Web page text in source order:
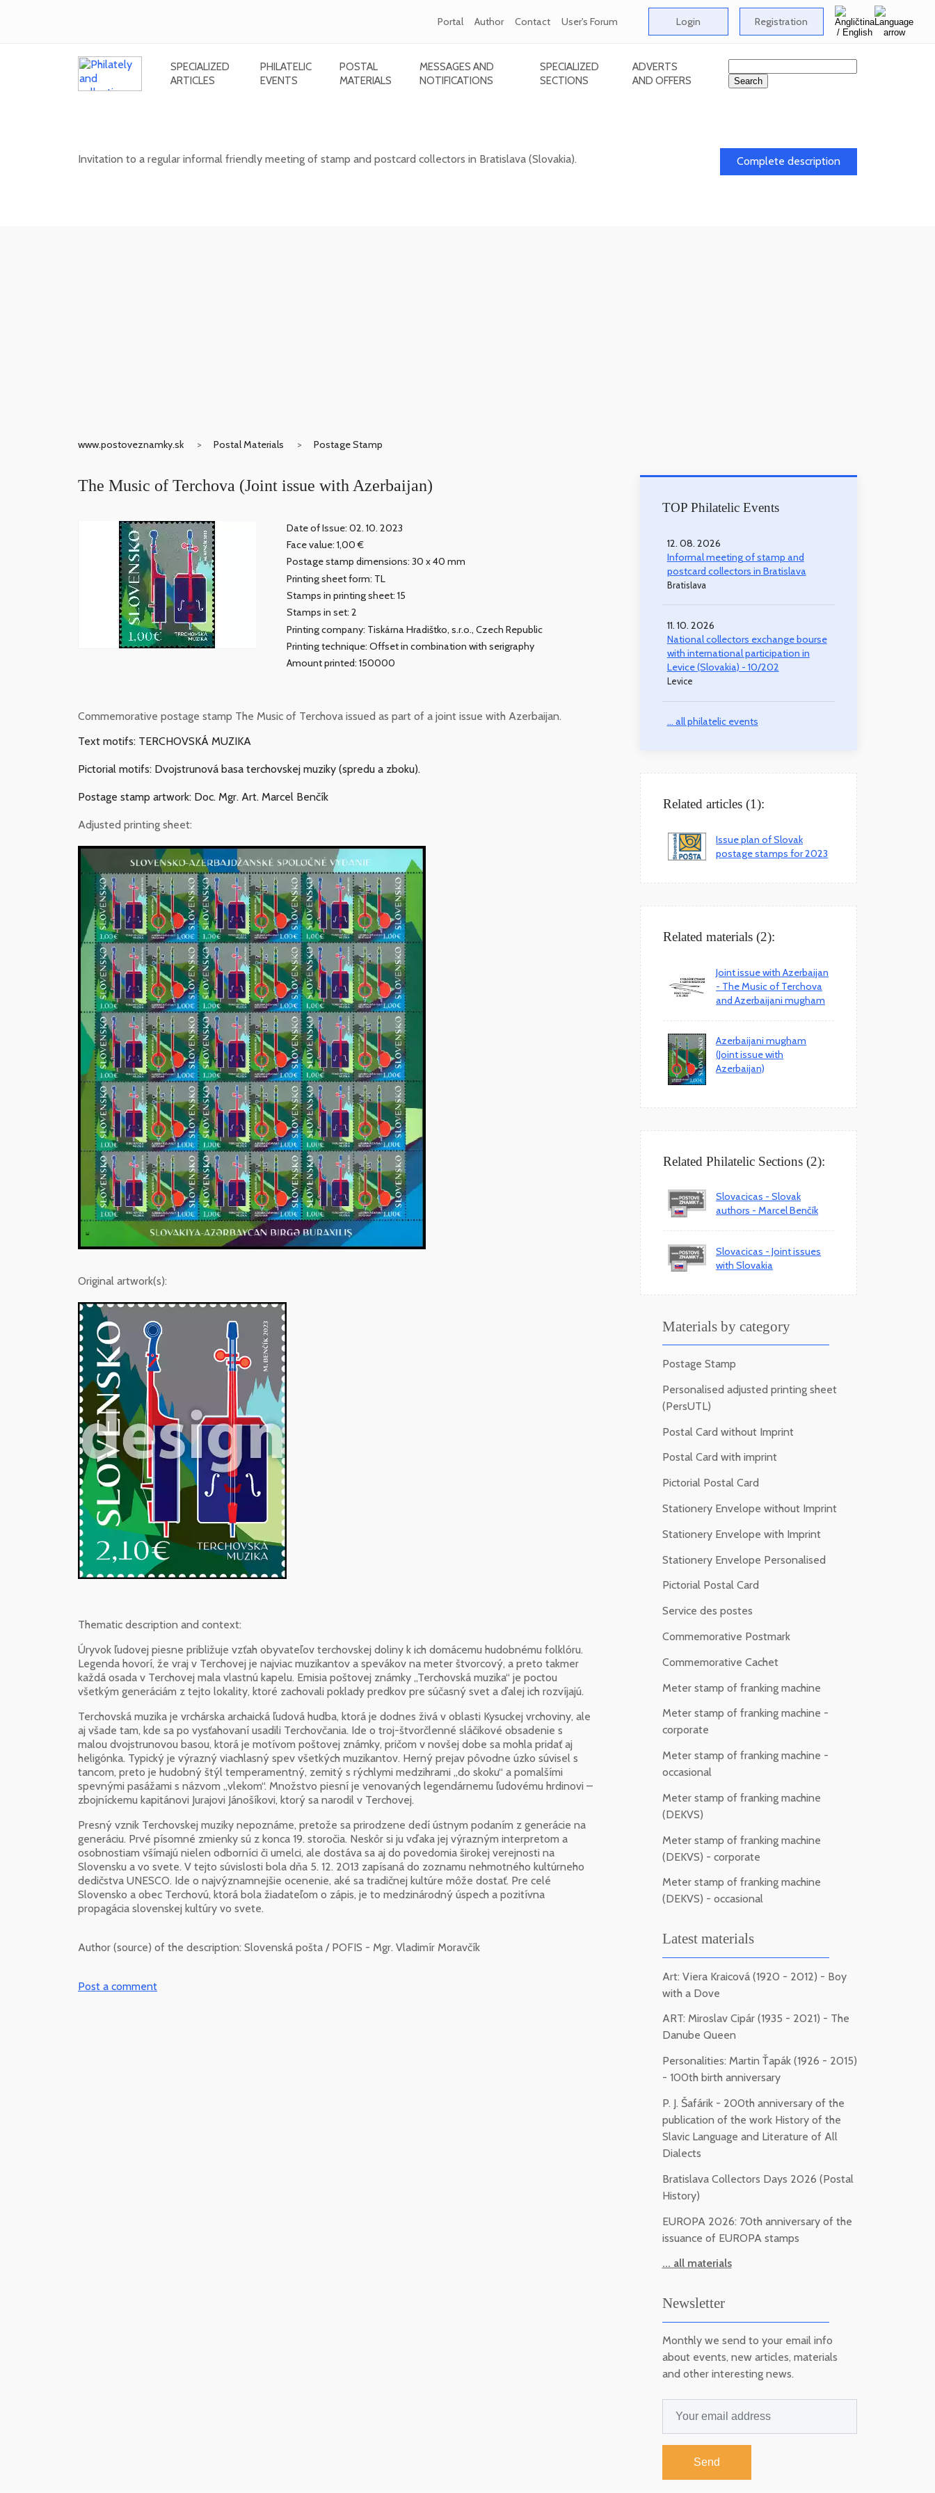
Portal Author Contact User's Forum Login Registration
SPECIALIZED
ARTICLES
PHILATELIC
EVENTS
POSTAL
MATERIALS
MESSAGES AND
NOTIFICATIONS
SPECIALIZED
SECTIONS
ADVERTS
AND OFFERS
Invitation to a regular informal friendly meeting of stamp and postcard collectors in Bratislava (Slovakia).
Complete description
www.postoveznamky.sk Postal Materials Postage Stamp
The Music of Terchova (Joint issue with Azerbaijan)
Date of Issue: 02. 10. 2023
Face value: 1,00 €
Postage stamp dimensions: 30 x 40 mm
Printing sheet form: TL
Stamps in printing sheet: 15
Stamps in set: 2
Printing company: Tiskárna Hradištko, s.r.o., Czech Republic
Printing technique: Offset in combination with serigraphy
Amount printed: 150000
Commemorative postage stamp The Music of Terchova issued as part of a joint issue with Azerbaijan.
Text motifs: TERCHOVSKÁ MUZIKA
Pictorial motifs: Dvojstrunová basa terchovskej muziky (spredu a zboku).
Postage stamp artwork: Doc. Mgr. Art. Marcel Benčík
Adjusted printing sheet:
Original artwork(s):
Thematic description and context:
Úryvok ľudovej piesne približuje vzťah obyvateľov terchovskej doliny k ich domácemu hudobnému folklóru.
Legenda hovorí, že vraj v Terchovej je najviac muzikantov a spevákov na meter štvorcový, a preto takmer
každá osada v Terchovej mala vlastnú kapelu. Emisia poštovej známky „Terchovská muzika“ je poctou
všetkým generáciám z tejto lokality, ktoré zachovali poklady predkov pre súčasný svet a ďalej ich rozvíjajú.
Terchovská muzika je vrchárska archaická ľudová hudba, ktorá je dodnes živá v oblasti Kysuckej vrchoviny, ale
aj všade tam, kde sa po vysťahovaní usadili Terchovčania. Ide o troj-štvorčlenné sláčikové obsadenie s
malou dvojstrunovou basou, ktorá je motívom poštovej známky, pričom v novšej dobe sa mohla pridať aj
heligónka. Typický je výrazný viachlasný spev všetkých muzikantov. Herný prejav pôvodne úzko súvisel s
tancom, preto je hudobný štýl temperamentný, zemitý s rýchlymi medzihrami „do skoku“ a pomalšími
spevnými pasážami s názvom „vlekom“. Množstvo piesní je venovaných legendárnemu ľudovému hrdinovi –
zbojníckemu kapitánovi Jurajovi Jánošíkovi, ktorý sa narodil v Terchovej.
Presný vznik Terchovskej muziky nepoznáme, pretože sa prirodzene dedí ústnym podaním z generácie na
generáciu. Prvé písomné zmienky sú z konca 19. storočia. Neskôr si ju vďaka jej výrazným interpretom a
osobnostiam všímajú nielen odborníci či umelci, ale dostáva sa aj do povedomia širokej verejnosti na
Slovensku a vo svete. V tejto súvislosti bola dňa 5. 12. 2013 zapísaná do zoznamu nehmotného kultúrneho
dedičstva UNESCO. Ide o najvýznamnejšie ocenenie, aké sa tradičnej kultúre môže dostať. Pre celé
Slovensko a obec Terchovú, ktorá bola žiadateľom o zápis, je to medzinárodný úspech a pozitívna
propagácia slovenskej kultúry vo svete.
Author (source) of the description: Slovenská pošta / POFIS - Mgr. Vladimír Moravčík
Post a comment
TOP Philatelic Events
12. 08. 2026
Informal meeting of stamp and
postcard collectors in Bratislava
Bratislava
11. 10. 2026
National collectors exchange bourse
with international participation in
Levice (Slovakia) - 10/202
Levice
... all philatelic events
Related articles (1):
Issue plan of Slovak
postage stamps for 2023
Related materials (2):
Joint issue with Azerbaijan
- The Music of Terchova
and Azerbaijani mugham
Azerbaijani mugham
(Joint issue with
Azerbaijan)
Related Philatelic Sections (2):
Slovacicas - Slovak
authors - Marcel Benčík
Slovacicas - Joint issues
with Slovakia
Materials by category
Postage Stamp
Personalised adjusted printing sheet
(PersUTL)
Postal Card without Imprint
Postal Card with imprint
Pictorial Postal Card
Stationery Envelope without Imprint
Stationery Envelope with Imprint
Stationery Envelope Personalised
Pictorial Postal Card
Service des postes
Commemorative Postmark
Commemorative Cachet
Meter stamp of franking machine
Meter stamp of franking machine -
corporate
Meter stamp of franking machine -
occasional
Meter stamp of franking machine
(DEKVS)
Meter stamp of franking machine
(DEKVS) - corporate
Meter stamp of franking machine
(DEKVS) - occasional
Latest materials
Art: Viera Kraicová (1920 - 2012) - Boy
with a Dove
ART: Miroslav Cipár (1935 - 2021) - The
Danube Queen
Personalities: Martin Ťapák (1926 - 2015)
- 100th birth anniversary
P. J. Šafárik - 200th anniversary of the
publication of the work History of the
Slavic Language and Literature of All
Dialects
Bratislava Collectors Days 2026 (Postal
History)
EUROPA 2026: 70th anniversary of the
issuance of EUROPA stamps
... all materials
Newsletter
Monthly we send to your email info
about events, new articles, materials
and other interesting news.
Send